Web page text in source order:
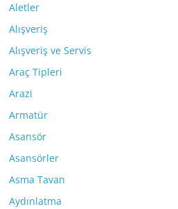
Aletler
Alışveriş
Alışveriş ve Servis
Araç Tipleri
Arazi
Armatür
Asansör
Asansörler
Asma Tavan
Aydınlatma